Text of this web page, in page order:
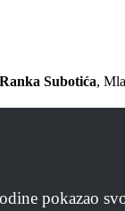
Ranka Subotića,
pokazao